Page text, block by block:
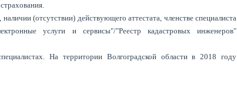
(отсутствии) действующего аттестата, членстве специалиста
услуги и сервисы"/"Реестр кадастровых инженеров"
На территории Волгоградской области в 2018 году